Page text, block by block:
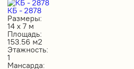
КБ - 2878
Размеры:
14 х 7 м
Площадь:
153.56 м2
Этажность:
1
Мансарда: